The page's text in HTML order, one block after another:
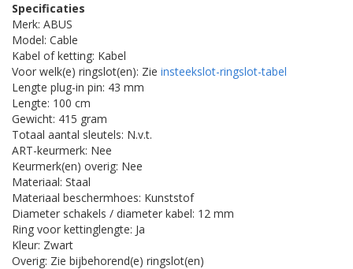
Specificaties
Merk: ABUS
Model: Cable
Kabel of ketting: Kabel
Voor welk(e) ringslot(en): Zie insteekslot-ringslot-tabel
Lengte plug-in pin: 43 mm
Lengte: 100 cm
Gewicht: 415 gram
Totaal aantal sleutels: N.v.t.
ART-keurmerk: Nee
Keurmerk(en) overig: Nee
Materiaal: Staal
Materiaal beschermhoes: Kunststof
Diameter schakels / diameter kabel: 12 mm
Ring voor kettinglengte: Ja
Kleur: Zwart
Overig: Zie bijbehorend(e) ringslot(en)